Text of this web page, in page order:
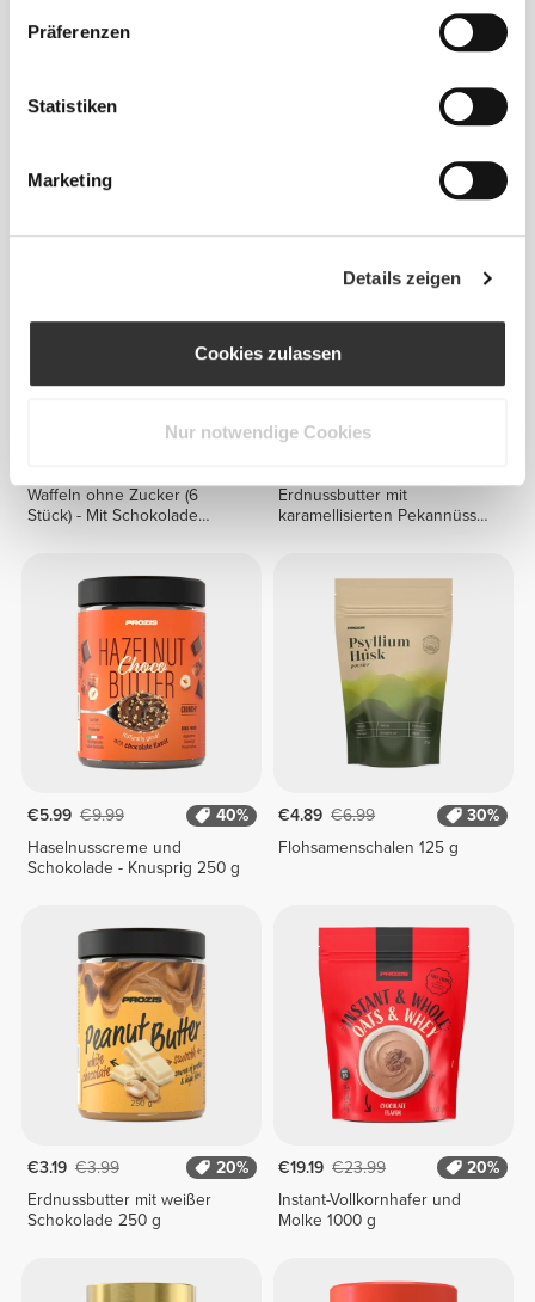
Präferenzen
Statistiken
Marketing
Details zeigen
Cookies zulassen
Nur notwendige Cookies
€6.49 €9.99
25%
Waffeln ohne Zucker (6
Stück) - Mit Schokolade
Erdnussbutter mit
karamellisierten Pekannüssen
€5.99 €9.99
40%
Haselnusscreme und
Schokolade - Knusprig 250 g
€4.89 €6.99
30%
Flohsamenschalen 125 g
€3.19 €3.99
20%
Erdnussbutter mit weißer
Schokolade 250 g
€19.19 €23.99
20%
Instant-Vollkornhafer und
Molke 1000 g